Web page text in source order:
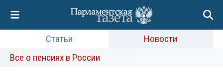
Статьи
Новости
Все о пенсиях в России